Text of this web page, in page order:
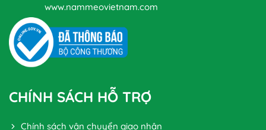
www.nammeovietnam.com
CHÍNH SÁCH HỖ TRỢ
Chính sách vận chuyển giao nhận